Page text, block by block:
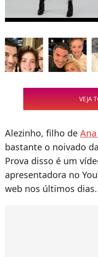
VEJA
Alezinho, filho de
bastante o noivado
Prova disso é um
apresentadora no
web nos últimos dias.